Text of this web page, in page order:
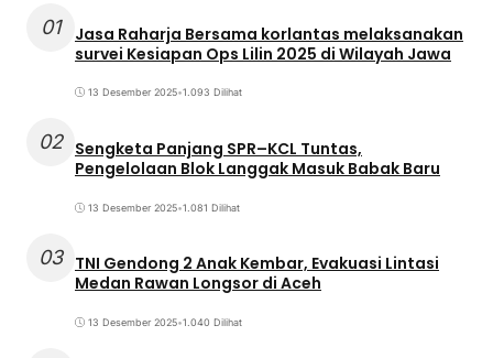
01
Jasa Raharja Bersama korlantas melaksanakan
survei Kesiapan Ops Lilin 2025 di Wilayah Jawa
13 Desember 2025•1.093 Dilihat
02 Sengketa Panjang SPR–KCL Tuntas,
Pengelolaan Blok Langgak Masuk Babak Baru
13 Desember 2025•1.081 Dilihat
03 TNI Gendong 2 Anak Kembar, Evakuasi Lintasi
Medan Rawan Longsor di Aceh
13 Desember 2025•1.040 Dilihat